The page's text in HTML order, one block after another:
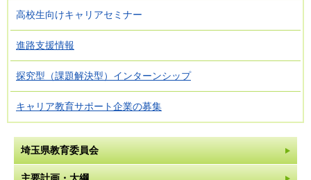
高校生向けキャリアセミナー
進路支援情報
探究型（課題解決型）インターンシップ
キャリア教育サポート企業の募集
埼玉県教育委員会